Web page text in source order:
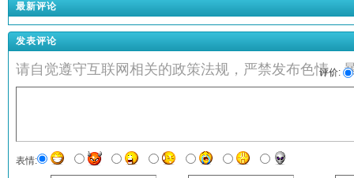
最新评论
发表评论
请自觉遵守互联网相关的政策法规，严禁发布色情、
评价:
表情: